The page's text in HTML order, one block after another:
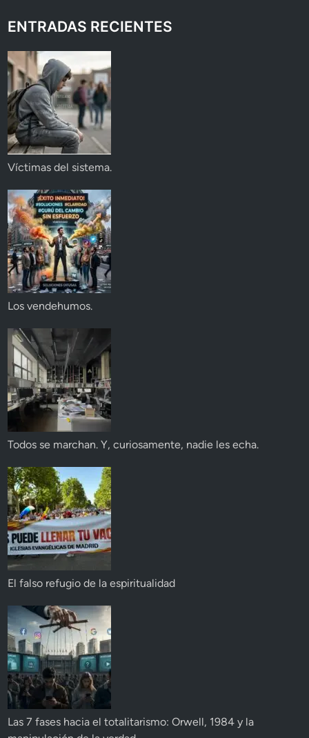
ENTRADAS RECIENTES
Víctimas del sistema.
Los vendehumos.
Todos se marchan. Y, curiosamente, nadie les echa.
El falso refugio de la espiritualidad
Las 7 fases hacia el totalitarismo: Orwell, 1984 y la